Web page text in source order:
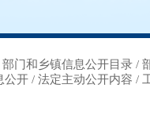
部门和乡镇信息公开目录 /
公开 / 法定主动公开内容 /